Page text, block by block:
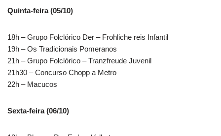
Quinta-feira (05/10)
18h – Grupo Folclórico Der – Frohliche reis Infantil
19h – Os Tradicionais Pomeranos
21h – Grupo Folclórico – Tranzfreude Juvenil
21h30 – Concurso Chopp a Metro
22h – Macucos
Sexta-feira (06/10)